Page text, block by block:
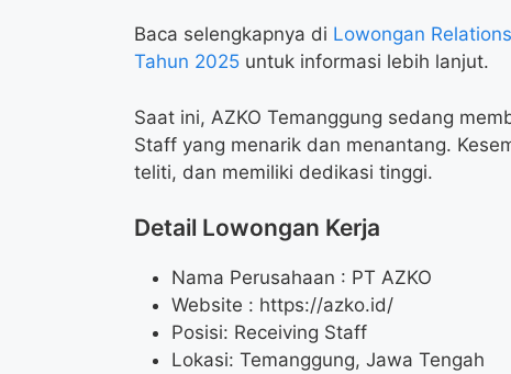
Baca selengkapnya di Lowongan
Tahun 2025 untuk informasi lebih lanjut.
Saat ini, AZKO Temanggung sedang
Staff yang menarik dan menantang.
teliti, dan memiliki dedikasi tinggi.
Detail Lowongan Kerja
Nama Perusahaan : PT AZKO
Website : https://azko.id/
Posisi: Receiving Staff
Lokasi: Temanggung, Jawa Tengah